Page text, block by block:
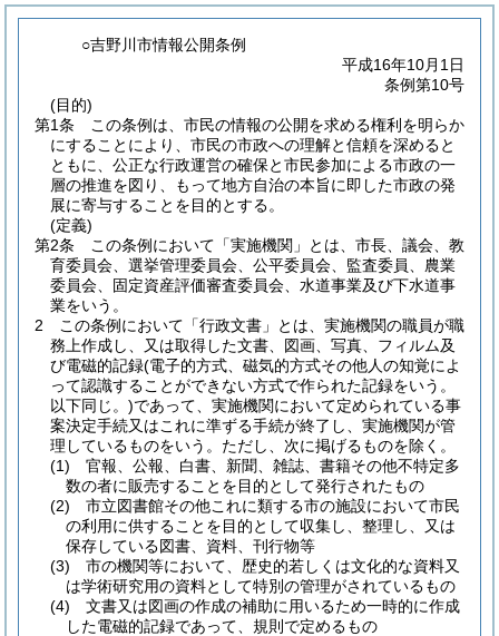
○吉野川市情報公開条例
平成16年10月1日
条例第10号
(目的)
第1条
この条例は、市民の情報の公開を求める権利を明らか
にすることにより、市民の市政への理解と信頼を深めると
ともに、公正な行政運営の確保と市民参加による市政の一
層の推進を図り、もって地方自治の本旨に即した市政の発
展に寄与することを目的とする。
(定義)
第2条
この条例において「実施機関」とは、市長、議会、教
育委員会、選挙管理委員会、公平委員会、監査委員、農業
委員会、固定資産評価審査委員会、水道事業及び下水道事
業をいう。
2
この条例において「行政文書」とは、実施機関の職員が職
務上作成し、又は取得した文書、図画、写真、フィルム及
び電磁的記録(電子的方式、磁気的方式その他人の知覚によ
って認識することができない方式で作られた記録をいう。
以下同じ。)であって、実施機関において定められている事
案決定手続又はこれに準ずる手続が終了し、実施機関が管
理しているものをいう。 ただし、次に掲げるものを除く。
(1)
官報、公報、白書、新聞、雑誌、書籍その他不特定多
数の者に販売することを目的として発行されたもの
(2)
市立図書館その他これに類する市の施設において市民
の利用に供することを目的として収集し、整理し、又は
保存している図書、資料、刊行物等
(3)
市の機関等において、歴史的若しくは文化的な資料又
は学術研究用の資料として特別の管理がされているもの
(4)
文書又は図画の作成の補助に用いるため一時的に作成
した電磁的記録であって、規則で定めるもの